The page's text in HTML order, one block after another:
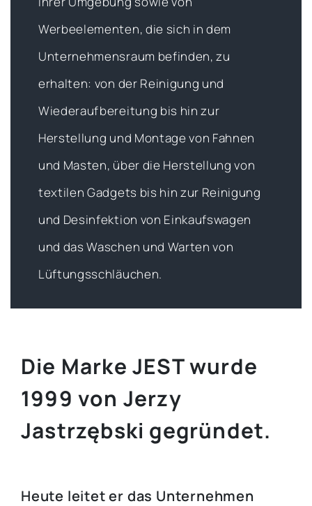
Werbeelementen, die sich in dem
Unternehmensraum befinden, zu
erhalten: von der Reinigung und
Wiederaufbereitung bis hin zur
Herstellung und Montage von Fahnen
und Masten, über die Herstellung von
textilen Gadgets bis hin zur Reinigung
und Desinfektion von Einkaufswagen
und das Waschen und Warten von
Lüftungsschläuchen.
Die Marke JEST wurde
1999 von Jerzy
Jastrzębski gegründet.
Heute leitet er das Unternehmen